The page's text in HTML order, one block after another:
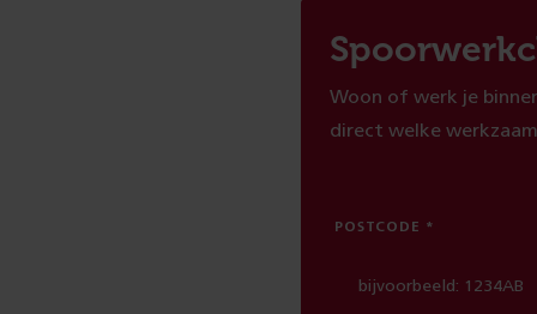
Woon of werk je
direct welke
POSTCODE